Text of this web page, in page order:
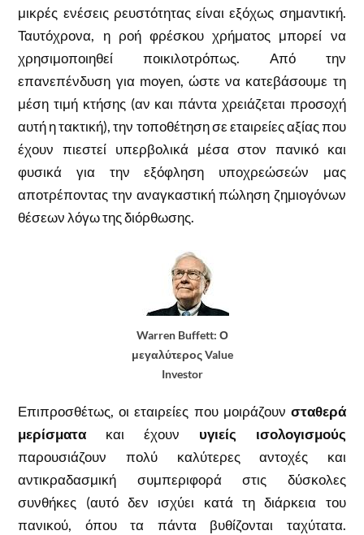
μικρές ενέσεις ρευστότητας είναι εξόχως σημαντική.
Ταυτόχρονα, η ροή φρέσκου χρήματος μπορεί να
χρησιμοποιηθεί ποικιλοτρόπως. Από την
επανεπένδυση για moyen, ώστε να κατεβάσουμε τη
μέση τιμή κτήσης (αν και πάντα χρειάζεται προσοχή
αυτή η τακτική), την τοποθέτηση σε εταιρείες αξίας που
έχουν πιεστεί υπερβολικά μέσα στον πανικό και
φυσικά για την εξόφληση υποχρεώσεών μας
αποτρέποντας την αναγκαστική πώληση ζημιογόνων
θέσεων λόγω της διόρθωσης.
Warren Buffett: Ο
μεγαλύτερος Value
Investor
Επιπροσθέτως, οι εταιρείες που μοιράζουν σταθερά
μερίσματα και έχουν υγιείς ισολογισμούς
παρουσιάζουν πολύ καλύτερες αντοχές και
αντικραδασμική συμπεριφορά στις δύσκολες
συνθήκες (αυτό δεν ισχύει κατά τη διάρκεια του
πανικού, όπου τα πάντα βυθίζονται ταχύτατα.